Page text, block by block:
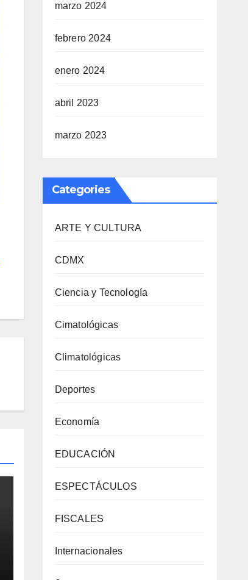
marzo 2024
febrero 2024
enero 2024
abril 2023
marzo 2023
Categories
ARTE Y CULTURA
CDMX
Ciencia y Tecnología
Cimatológicas
Climatológicas
Deportes
Economía
EDUCACIÓN
ESPECTÁCULOS
FISCALES
Internacionales